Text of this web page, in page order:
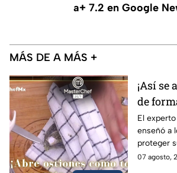
a+ 7.2 en Google
MÁS DE A MÁS +
¡Así se
de
truco
(VIDEO)
El
enseñó a
proteger
efectiva al
07 agosto,